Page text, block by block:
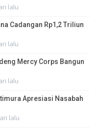
lalu
Cadangan Rp1,2 Triliun
lalu
Mercy Corps Bangun
lalu
Apresiasi Nasabah
lalu